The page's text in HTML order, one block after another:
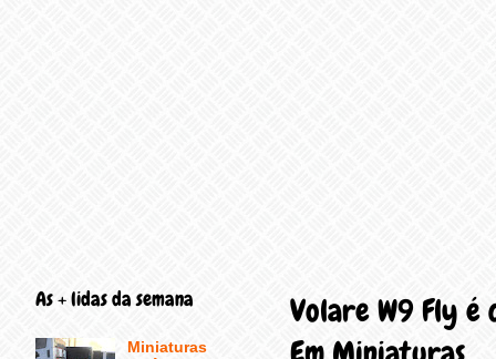
Volare W9 Fly
As + lidas da semana
Miniaturas